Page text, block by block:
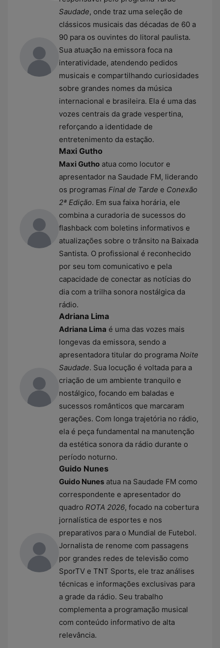
Saudade, onde traz uma seleção de
clássicos musicais das décadas de 60 a
90 para os ouvintes do litoral paulista.
Sua atuação na emissora foca na
interatividade, atendendo pedidos
musicais e compartilhando curiosidades
sobre grandes nomes da música
internacional e brasileira. Ela é uma das
vozes centrais da grade vespertina,
reforçando a identidade de
entretenimento da estação.
Maxi Gutho
Maxi Gutho atua como locutor e
apresentador na Saudade FM, liderando
os programas Final de Tarde e Conexão
2ª Edição. Em sua faixa horária, ele
combina a curadoria de sucessos do
flashback com boletins informativos e
atualizações sobre o trânsito na Baixada
Santista. O profissional é reconhecido
por seu tom comunicativo e pela
capacidade de conectar as notícias do
dia com a trilha sonora nostálgica da
rádio.
Adriana Lima
Adriana Lima é uma das vozes mais
longevas da emissora, sendo a
apresentadora titular do programa Noite
Saudade. Sua locução é voltada para a
criação de um ambiente tranquilo e
nostálgico, focando em baladas e
sucessos românticos que marcaram
gerações. Com longa trajetória no rádio,
ela é peça fundamental na manutenção
da estética sonora da rádio durante o
período noturno.
Guido Nunes
Guido Nunes atua na Saudade FM como
correspondente e apresentador do
quadro ROTA 2026, focado na cobertura
jornalística de esportes e nos
preparativos para o Mundial de Futebol.
Jornalista de renome com passagens
por grandes redes de televisão como
SporTV e TNT Sports, ele traz análises
técnicas e informações exclusivas para
a grade da rádio. Seu trabalho
complementa a programação musical
com conteúdo informativo de alta
relevância.